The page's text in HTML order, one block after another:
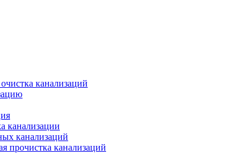
канализаций
канализации
канализаций
прочистка канализаций